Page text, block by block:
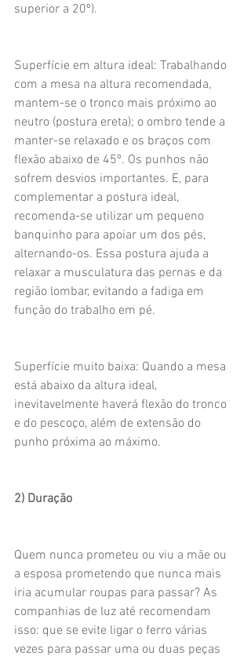
superior a 20º).
Superfície em altura ideal: Trabalhando
com a mesa na altura recomendada,
mantem-se o tronco mais próximo ao
neutro (postura ereta); o ombro tende a
manter-se relaxado e os braços com
flexão abaixo de 45º. Os punhos não
sofrem desvios importantes. E, para
complementar a postura ideal,
recomenda-se utilizar um pequeno
banquinho para apoiar um dos pés,
alternando-os. Essa postura ajuda a
relaxar a musculatura das pernas e da
região lombar, evitando a fadiga em
função do trabalho em pé.
Superfície muito baixa: Quando a mesa
está abaixo da altura ideal,
inevitavelmente haverá flexão do tronco
e do pescoço, além de extensão do
punho próxima ao máximo.
2) Duração
Quem nunca prometeu ou viu a mãe ou
a esposa prometendo que nunca mais
iria acumular roupas para passar? As
companhias de luz até recomendam
isso: que se evite ligar o ferro várias
vezes para passar uma ou duas peças